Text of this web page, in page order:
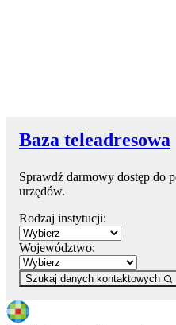
Baza teleadresowa
Sprawdź darmowy dostęp do
urzędów.
Rodzaj instytucji:
Województwo:
Szukaj danych kontaktowych